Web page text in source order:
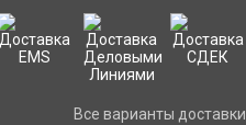
Все варианты доставки